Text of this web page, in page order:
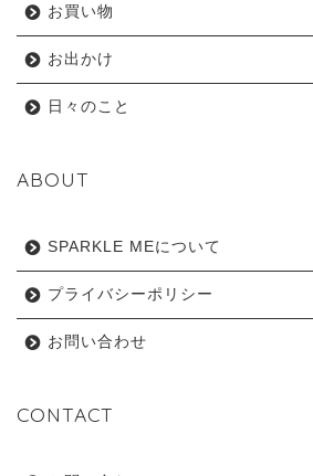
お買い物
お出かけ
日々のこと
ABOUT
SPARKLE MEについて
プライバシーポリシー
お問い合わせ
CONTACT